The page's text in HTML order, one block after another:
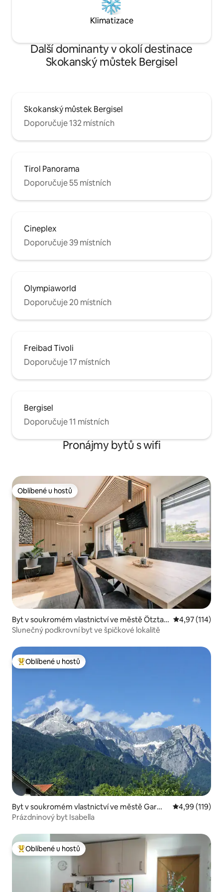
Klimatizace
Další dominanty v okolí destinace
Skokanský můstek Bergisel
Skokanský můstek Bergisel
Doporučuje 132 místních
Tirol Panorama
Doporučuje 55 místních
Cineplex
Doporučuje 39 místních
Olympiaworld
Doporučuje 20 místních
Freibad Tivoli
Doporučuje 17 místních
Bergisel
Doporučuje 11 místních
Pronájmy bytů s wifi
Oblíbené u hostů
Oblíbené u hostů
Byt v soukromém vlastnictví ve městě Ötztal
Bahnhof
Průměrné
4,97 (114)
Slunečný podkrovní byt ve špičkové lokalitě
Nejlepší v kategorii Oblíbené u hostů
Oblíbené u hostů
Byt v soukromém vlastnictví ve městě Garmis
ch-Partenkirchen
Průměrné
4,99 (119)
Prázdninový byt Isabella
Nejlepší v kategorii Oblíbené u hostů
Oblíbené u hostů